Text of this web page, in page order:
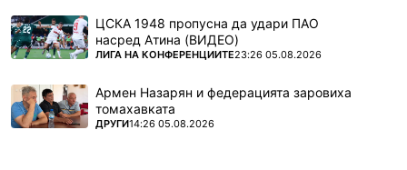
ЦСКА 1948 пропусна да удари ПАО
насред Атина (ВИДЕО)
ПОВЕЧЕ ОТ
ЛИГА НА КОНФЕРЕНЦИИТЕ23:26 05.08.2026
Армен Назарян и федерацията заровиха
томахавката
ПОВЕЧЕ ОТ
ДРУГИ14:26 05.08.2026